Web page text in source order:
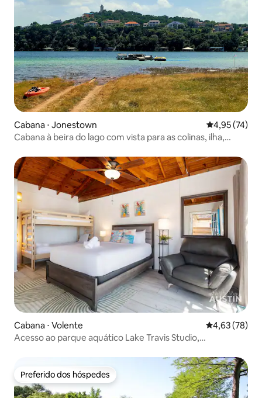
Cabana ⋅ Jonestown 4,95 de uma
4,95 (74)
Cabana à beira do lago com vista para as colinas, ilha,
Cabana ⋅ Volente 4,63 de uma
4,63 (78)
Acesso ao parque aquático Lake Travis Studio,
Preferido dos hóspedes
Preferido dos hóspedes